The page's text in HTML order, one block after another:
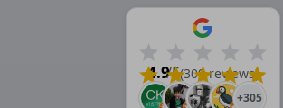
4.9/5(309 reviews)
+305